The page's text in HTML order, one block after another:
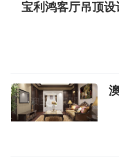
宝利鸿客厅吊顶设